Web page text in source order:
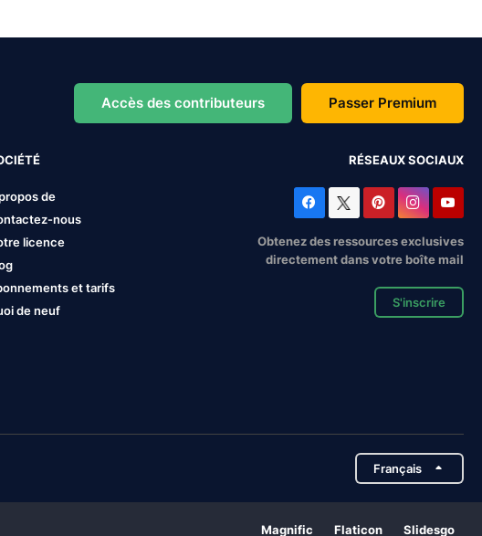
Accès des contributeurs Passer Premium
de
nous
licence
et tarifs
de neuf
RÉSEAUX SOCIAUX
Obtenez des ressources exclusives
directement dans votre boîte mail
S'inscrire
Français
Magnific Flaticon Slidesgo